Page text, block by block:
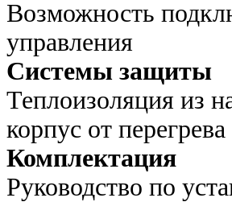
Возможность
управления
Системы защиты
Теплоизоляция из
корпус от перегрева
Комплектация
Руководство по